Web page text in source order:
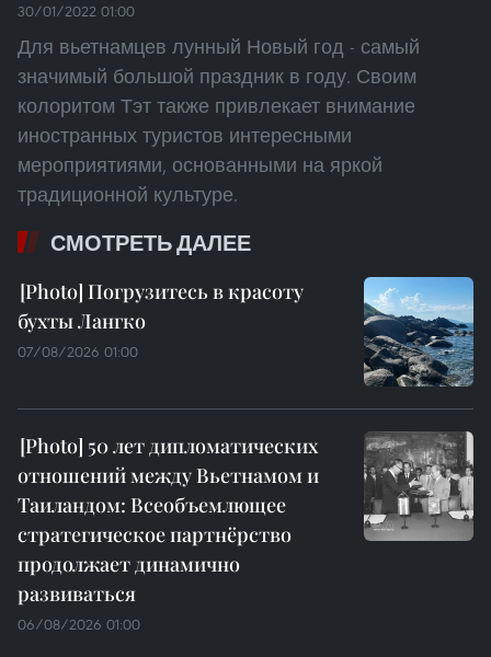
30/01/2022 01:00
Для вьетнамцев лунный Новый год - самый
значимый большой праздник в году. Своим
колоритом Тэт также привлекает внимание
иностранных туристов интересными
мероприятиями, основанными на яркой
традиционной культуре.
СМОТРЕТЬ ДАЛЕЕ
Погрузитесь в красоту
бухты Лангко
07/08/2026 01:00
50 лет дипломатических
отношений между Вьетнамом и
Таиландом: Всеобъемлющее
стратегическое партнёрство
продолжает динамично
развиваться
06/08/2026 01:00